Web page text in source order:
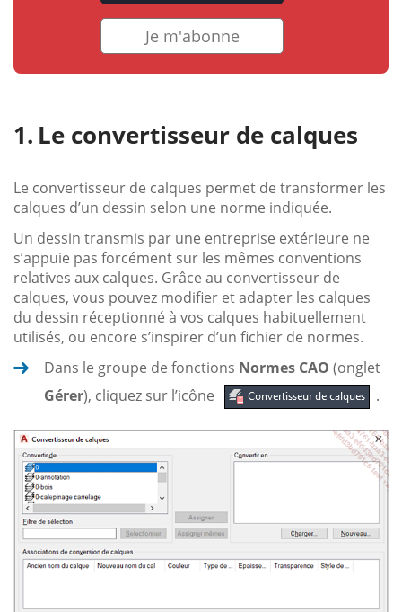
Je m'abonne
Le convertisseur de calques
Le convertisseur de calques permet de transformer les
calques d’un dessin selon une norme indiquée.
Un dessin transmis par une entreprise extérieure ne
s’appuie pas forcément sur les mêmes conventions
relatives aux calques. Grâce au convertisseur de
calques, vous pouvez modifier et adapter les calques
du dessin réceptionné à vos calques habituellement
utilisés, ou encore s’inspirer d’un fichier de normes.
Dans le groupe de fonctions Normes CAO (onglet
Gérer), cliquez sur l’icône .